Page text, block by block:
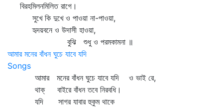
বিরহমিলনমিলিত রাগে।
সুখে কি দুখে ও পাওয়া না-পাওয়া,
হৃদয়বনে ও উদাসী হাওয়া,
বুঝি শুধু ও পরমকামনা ॥
আমার মনের বাঁধন ঘুচে যাবে যদি
Songs
আমার মনের বাঁধন ঘুচে যাবে যদি ও ভাই রে,
থাক্‌ বাইরে বাঁধন তবে নিরবধি।
যদি সাগর যাবার হুকুম থাকে